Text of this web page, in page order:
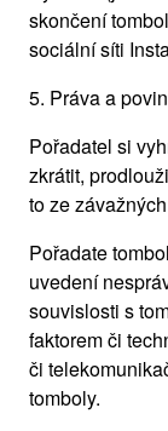
skončení
sociální síti
5. Práva a
Pořadatel si
zkrátit,
to ze
Pořadate
uvedení
souvislosti s
faktorem či
či
tomboly.